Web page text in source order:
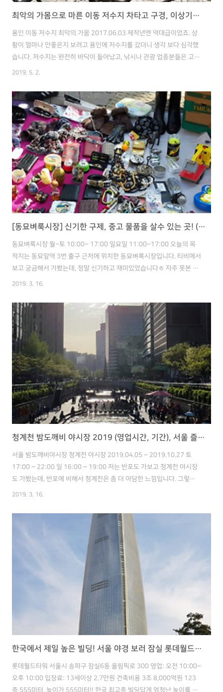
최악의 가몸으로 마른 이동 저수지 차타고 구경, 이상기후의 현장 :(
용인 이동 저수지 최악의 가뭄 2017.06.03 제작년엔 역대급이었죠. 상
황이 얼마나 안좋은지 보려고 용인에 저수지를 갔더니 생각 보다 심각했
습니다. 저수지는 완전히 바닥이 들어났고, 낚시나 관광 업종분들은 고생
하고 있었죠. 자세히 보기 위해 걸어가는데 차로 들어갈 수 있을 것 같아
생선이 보이네요ㅠㅠ 한 때 물속이었을 텐데, 차로 들어올 수 있다는게
놀랍습니다. 여기는 흙 색이 더 하얀거로 보아 물이 완전 말라버렸네요.
이동 저수지 중심지로 갈수록 흙에 습기가 좀 남아있네요. 틈 사이에서는
악취가 납니다.. 와 이런걸 실제로 보게될 줄이야.. 미래에는 더이상 이렇
게 심한 가뭄은 안와야 할텐데.. 내년에 다시 와봐야겠네요. 그나저나 ..
2019. 5. 2.
[동묘벼룩시장] 신기한 구제, 중고 물품을 살수 있는 곳! (주차장, 영업시간 정보 포함)
동묘벼룩시장 월~토 10:00~ 17:00 일요일 11:00~17:00 오늘의 목
적지는 동묘앞역 3번 출구 근처에 위치한 동묘벼룩시장입니다. 티비에서
보고 궁금해서 가봤는데, 정말 신기하고 재미있었습니다ㅎ 자주 못본 풍
경이라 시간 가는줄 모르고, 추운줄도 모르고 구경했습니다. 그때 너무
는 저의 즐거웠던 기억을 공유하겠습니다. 이날 차를 몰고 갔는데, 근처
주차장이 찾기 쉬워서 편리했습니다. 동묘벼룩시장 주차장 위치 - 성동공
고 공영주차장 : 고등학교 후문 입구- 가격은 10분에 300원, 경차는
50% 할인 추웠던 1월, 구경하다보니 춥고 배고팠습니다.그러던 중에 발
견한 호떡 아저씨ㅋ 정말 맛있게 먹었던 기억이 납니다. 정말 많은 물건..
2019. 3. 16.
청계천 밤도깨비 야시장 2019 (영업시간, 기간), 서울 즐기는 방법
서울 밤도깨비야시장 청계천 야시장 2019.04.05 ~ 2019.10.27 토
17:00 ~ 22:00 일 16:00 ~ 19:00 저는 반포도 가보고 청계천 야시장
도 가봤는데, 반포에 비해서 청계천은 좀 더 아담한 느낌입니다. 그렇다
고 청계천 야시장이 작은건 아닌데, 먼가 더 조용하고 덜 복잡한 느낌이
이 들었습니다. - 2019년 업데이트 - 얼마전에 잠시 구경을 갔는데,
2018년보다는 규모가 더 커졌습니다. 또 한가지 달라진점은 어린이들을
위한 작은 공간이 있다는 점인데요. 분필을 가지고 놀수 있는 장소가 추
가되었습니다. 근데 여기 말고는 어린이를 위한 시설은 더 이상은 없는
것 같습니다. 그리고 이날은 아주머니들이 에어로빅 공..
2019. 3. 16.
한국에서 제일 높은 빌딩! 서울 야경 보러 잠실 롯데월드타워 전망대 다녀왔습니다.
롯데월드타워 서울시 송파구 잠실6동 올림픽로 300 영업: 오전 10:00~
오후 10:00 입장료: 13세이상 2.7만원 건축비용 3조 8,000억원 123
층 555미터. 높이가 555미터!! 한국 최고층 빌딩답게 엄청난 높이를 자